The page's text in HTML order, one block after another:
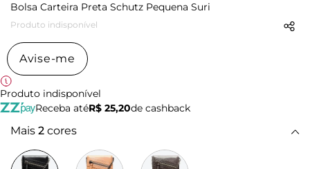
Bolsa Carteira Preta Schutz Pequena Suri
Produto indisponível
Avise-me
Produto indisponível
Receba atéR$ 25,20de cashback
Mais 2 cores